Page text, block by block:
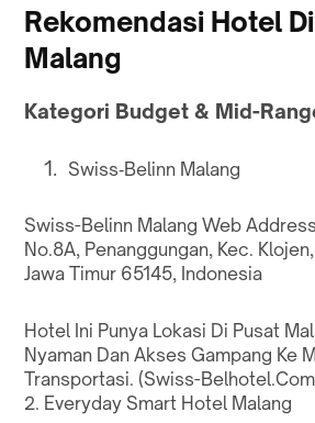
Rekomendasi Hotel
Malang
Kategori Budget & Mid-
Swiss‑Belinn Malang
Swiss-Belinn Malang Web
No.8A, Penanggungan, Kec.
Jawa Timur 65145, Indonesia
Hotel Ini Punya Lokasi Di Pusat
Nyaman Dan Akses Gampang Ke
Transportasi. (Swiss-Belhotel.Com
2. Everyday Smart Hotel Malang